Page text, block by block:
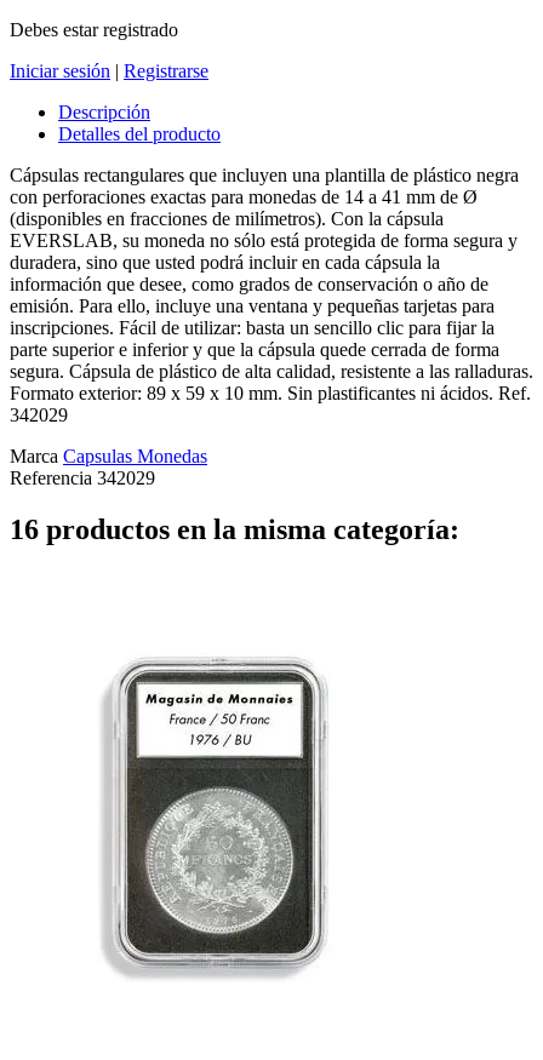
Debes estar registrado
Iniciar sesión | Registrarse
Descripción
Detalles del producto
Cápsulas rectangulares que incluyen una plantilla de plástico negra
con perforaciones exactas para monedas de 14 a 41 mm de Ø
(disponibles en fracciones de milímetros). Con la cápsula
EVERSLAB, su moneda no sólo está protegida de forma segura y
duradera, sino que usted podrá incluir en cada cápsula la
información que desee, como grados de conservación o año de
emisión. Para ello, incluye una ventana y pequeñas tarjetas para
inscripciones. Fácil de utilizar: basta un sencillo clic para fijar la
parte superior e inferior y que la cápsula quede cerrada de forma
segura. Cápsula de plástico de alta calidad, resistente a las ralladuras.
Formato exterior: 89 x 59 x 10 mm. Sin plastificantes ni ácidos. Ref.
342029
Marca Capsulas Monedas
Referencia 342029
16 productos en la misma categoría: